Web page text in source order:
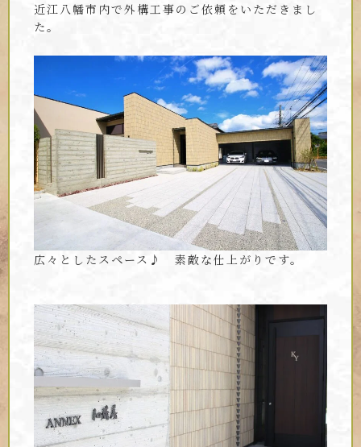
近江八幡市内で外構工事のご依頼をいただきまし
た。
広々としたスペース♪ 素敵な仕上がりです。